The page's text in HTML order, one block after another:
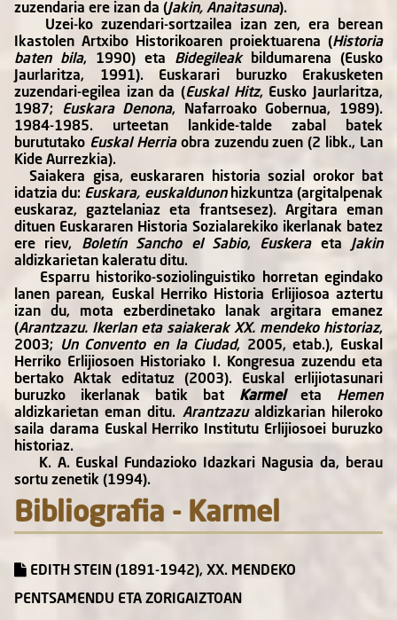
zuzendaria ere izan da (Jakin, Anaitasuna).
Uzei-ko zuzendari-sortzailea izan zen, era berean
Ikastolen Artxibo Historikoaren proiektuarena (Historia
baten bila, 1990) eta Bidegileakbildumarena (Eusko
Jaurlaritza, 1991). Euskarari buruzko Erakusketen
zuzendari-egilea izan da (Euskal Hitz, Eusko Jaurlaritza,
1987;
Euskara Denona, Nafarroako Gobernua, 1989).
1984-1985. urteetan lankide-talde zabal batek
burututako Euskal Herriaobra zuzendu zuen (2 libk., Lan
Kide Aurrezkia).
Saiakera gisa, euskararen historia sozial orokor bat
idatzia du: Euskara, euskaldunonhizkuntza (argitalpenak
euskaraz, gaztelaniaz eta frantsesez). Argitara eman
dituen Euskararen Historia Sozialarekiko ikerlanak batez
ere riev, Boletín Sancho el Sabio, Euskeraeta Jakin
aldizkarietan kaleratu ditu.
Esparru historiko-soziolinguistiko horretan egindako
lanen parean, Euskal Herriko Historia Erlijiosoa aztertu
izan du, mota ezberdinetako lanak argitara emanez
(Arantzazu. Ikerlan eta saiakerak XX. mendeko historiaz,
2003;
Un Convento en la Ciudad, 2005, etab.), Euskal
Herriko Erlijiosoen Historiako I. Kongresua zuzendu eta
bertako Aktak editatuz (2003). Euskal erlijiotasunari
buruzko ikerlanak batik bat Karmeleta Hemen
aldizkarietan eman ditu. Arantzazualdizkarian hileroko
saila darama Euskal Herriko Institutu Erlijiosoei buruzko
historiaz.
K. A. Euskal Fundazioko Idazkari Nagusia da, berau
sortu zenetik (1994).
Bibliografia - Karmel
EDITH STEIN (1891-1942), XX. MENDEKO
PENTSAMENDU ETA ZORIGAIZTOAN